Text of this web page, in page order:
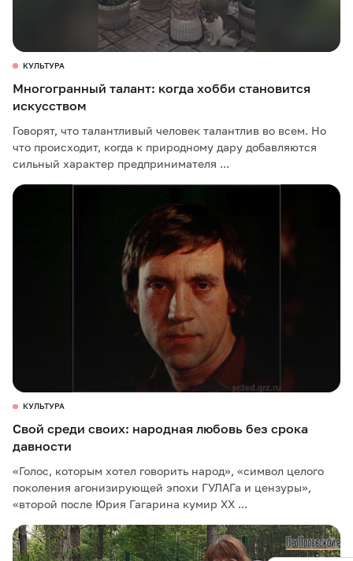
КУЛЬТУРА
Многогранный талант: когда хобби становится
искусством
Говорят, что талантливый человек талантлив во всем. Но
что происходит, когда к природному дару добавляются
сильный характер предпринимателя ...
КУЛЬТУРА
Свой среди своих: народная любовь без срока
давности
«Голос, которым хотел говорить народ», «символ целого
поколения агонизирующей эпохи ГУЛАГа и цензуры»,
«второй после Юрия Гагарина кумир XX ...